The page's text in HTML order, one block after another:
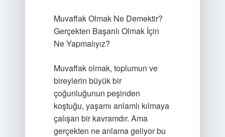
Muvaffak Olmak Ne Demektir?
Gerçekten Başarılı Olmak İçin
Ne Yapmalıyız?
Muvaffak olmak, toplumun ve
bireylerin büyük bir
çoğunluğunun peşinden
koştuğu, yaşamı anlamlı kılmaya
çalışan bir kavramdır. Ama
gerçekten ne anlama geliyor bu